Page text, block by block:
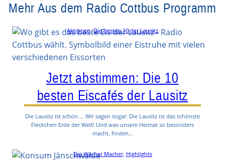
Mehr Aus dem Radio Cottbus Programm
Aktionen, Die besten 10 der Lausitz
Jetzt abstimmen: Die 10
besten Eiscafés der Lausitz
Die Lausitz ist schön … Wir sagen sogar: Die Lausitz ist das schönste
Fleckchen Erde der Welt! Und was unsere Heimat so besonders
macht, finden…
Die Wacher Macher, Highlights